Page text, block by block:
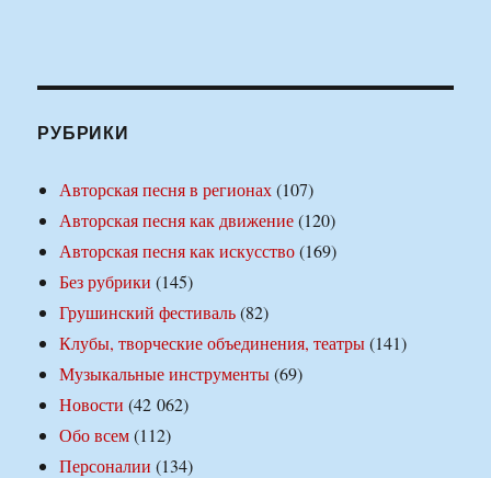
РУБРИКИ
Авторская песня в регионах(107)
Авторская песня как движение(120)
Авторская песня как искусство(169)
Без рубрики (145)
Грушинский фестиваль(82)
Клубы, творческие объединения, театры(141)
Музыкальные инструменты(69)
Новости (42 062)
Обо всем(112)
Персоналии (134)